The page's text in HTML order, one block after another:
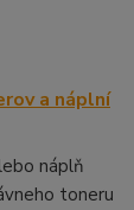
a náplní
náplň
toneru